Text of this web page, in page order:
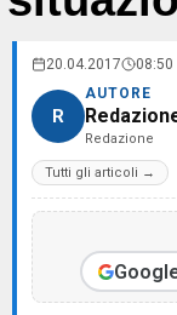
20.04.2017 08:50
R
AUTORE
Redazione
Tutti gli articoli →